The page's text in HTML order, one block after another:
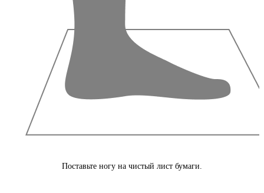
Поставьте ногу на чистый лист бумаги.